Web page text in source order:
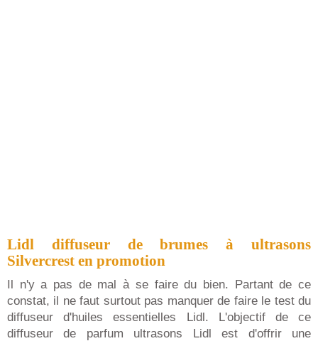
Lidl diffuseur de brumes à ultrasons
Silvercrest en promotion
Il n'y a pas de mal à se faire du bien. Partant de ce
constat, il ne faut surtout pas manquer de faire le test du
diffuseur d'huiles essentielles Lidl. L'objectif de ce
diffuseur de parfum ultrasons Lidl est d'offrir une